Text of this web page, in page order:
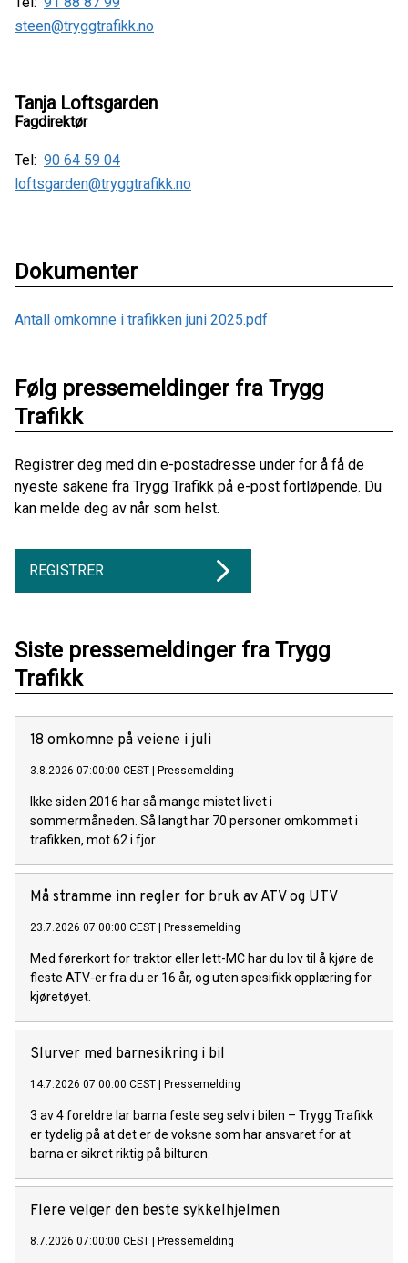
steen@tryggtrafikk.no
Tanja Loftsgarden
Fagdirektør
Tel: 90 64 59 04
loftsgarden@tryggtrafikk.no
Dokumenter
Antall omkomne i trafikken juni 2025.pdf
Følg pressemeldinger fra Trygg
Trafikk
Registrer deg med din e-postadresse under for å få de
nyeste sakene fra Trygg Trafikk på e-post fortløpende. Du
kan melde deg av når som helst.
REGISTRER
Siste pressemeldinger fra Trygg
Trafikk
18 omkomne på veiene i juli
3.8.2026 07:00:00 CEST | Pressemelding
Ikke siden 2016 har så mange mistet livet i
sommermåneden. Så langt har 70 personer omkommet i
trafikken, mot 62 i fjor.
Må stramme inn regler for bruk av ATV og UTV
23.7.2026 07:00:00 CEST | Pressemelding
Med førerkort for traktor eller lett-MC har du lov til å kjøre de
fleste ATV-er fra du er 16 år, og uten spesifikk opplæring for
kjøretøyet.
Slurver med barnesikring i bil
14.7.2026 07:00:00 CEST | Pressemelding
3 av 4 foreldre lar barna feste seg selv i bilen – Trygg Trafikk
er tydelig på at det er de voksne som har ansvaret for at
barna er sikret riktig på bilturen.
Flere velger den beste sykkelhjelmen
8.7.2026 07:00:00 CEST | Pressemelding